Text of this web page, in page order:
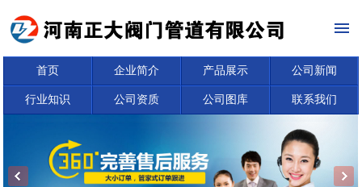
首页 企业简介 产品展示 公司新闻
行业知识 公司资质 公司图库 联系我们